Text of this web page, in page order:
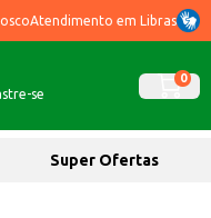
Atendimento em Libras
se
0
Super Ofertas